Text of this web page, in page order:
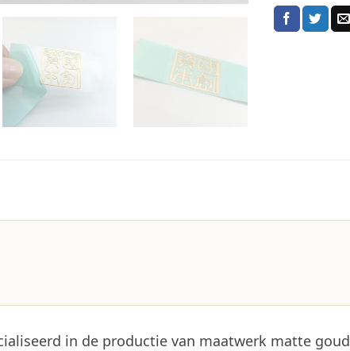
in de productie van maatwerk matte